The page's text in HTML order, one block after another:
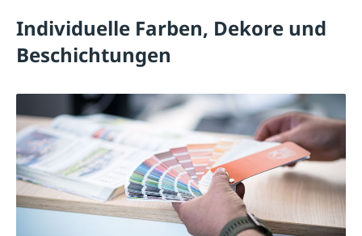
Individuelle Farben, Dekore und
Beschichtungen